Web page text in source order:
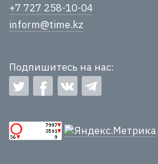
+7 727 258-10-04
inform@time.kz
Подпишитесь на нас: